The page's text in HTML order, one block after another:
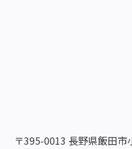
〒395-0013 長野県飯田市